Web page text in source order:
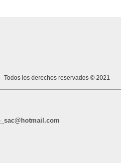
- Todos los derechos reservados © 2021